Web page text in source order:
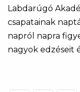
Labdarúgó
csapatainak
napról napra
nagyok edzéseit